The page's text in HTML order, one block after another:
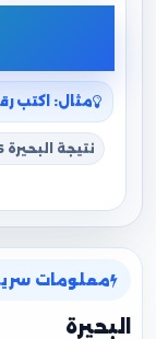
مثال: اكتب
نتيجة البحيرة 2026
معلومات
البحيرة